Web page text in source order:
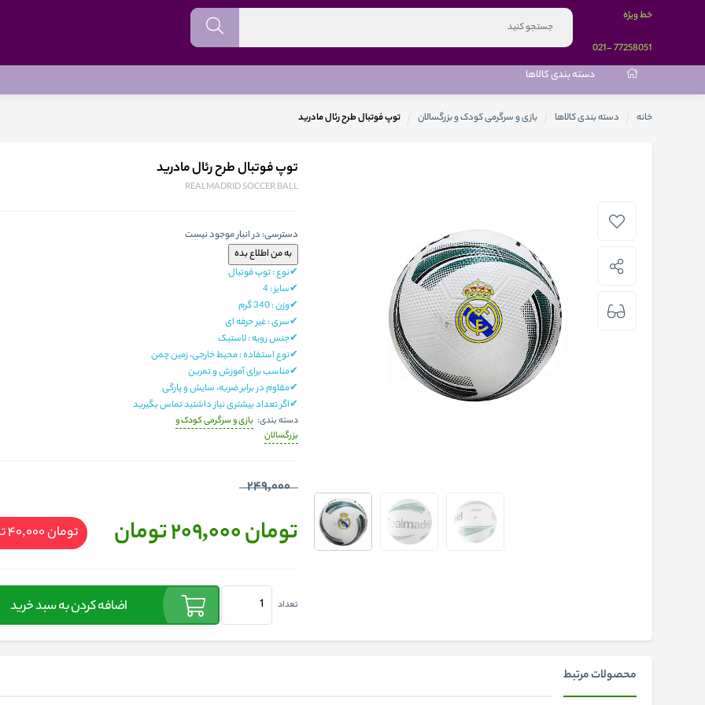
خط ویژه
77258051
-021
دسته بندی کالاها
خانه دسته بندی کالاها بازی و سرگرمی کودک و بزرگسالان توپ فوتبال طرح رئال مادرید
توپ فوتبال طرح رئال مادرید
REALMADRID SOCCER BALL
دسترسی: در انبار موجود نیست
✔نوع : توپ فوتبال
✔سایز:
4
✔وزن: 340 گرم
✔سری : غیر حرفه‌ ای
✔جنس رویه : لاستیک
✔نوع استفاده :محیط خارجی، زمین چمن
✔مناسب برای آموزش و تمرین
✔مقاوم در برابر ضربه، سایش و پارگی
✔اگر تعداد بیشتری نیاز داشتید تماس بگیرید
دسته بندی: بازی و سرگرمی کودک و
بزرگسالان
249,000
تومان 209,000 تومان تومان 40,000
تعداد اضافه کردن به سبد خرید
محصولات مرتبط